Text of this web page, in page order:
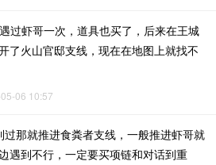
过虾哥一次，道具也买了，后来在王城
了火山官邸支线，现在在地图上就找不
06 10:57
过那就推进食粪者支线，一般推进虾哥就
遇到不行，一定要买项链和对话到重